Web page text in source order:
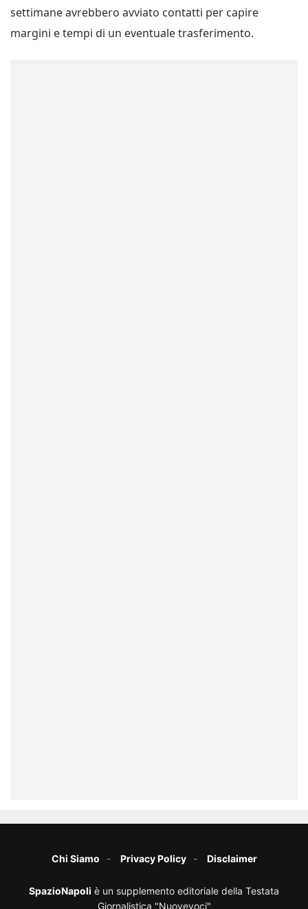
settimane avrebbero avviato contatti per capire
margini e tempi di un eventuale trasferimento.
Chi Siamo Privacy Policy Disclaimer
SpazioNapoli è un supplemento editoriale della Testata
Giornalistica "Nuovevoci"